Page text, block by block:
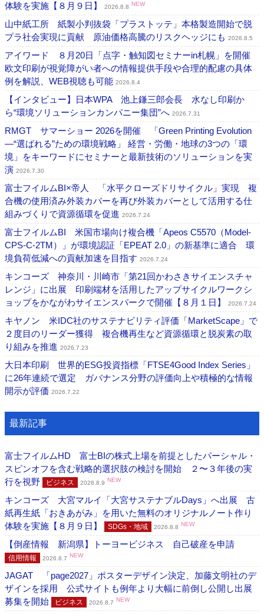
体験を実施【８月９日】
2026.8.8 NEW
山中紙工所 紙製小判抜袋「プラストッテ」本格製造開始で脱
プラ社会実現に貢献 原油価格高騰のリスクヘッジにも 2026.8.5
アイワード ８月20日「点字・触知図セミナーin札幌」を開催
欧文印刷が視覚障がい者への情報提供手段や合理的配慮の具体
例を解説、WEB視聴も可能 2026.8.4
【インタビュー】日本WPA 池上鎌三郎会長 水なし印刷か
ら“環境ソリューションカンパニー集団”へ 2026.7.31
RMGT サマーショー 2026を開催 「Green Printing Evolution
―“選ばれる”ための環境戦略」 経営・労働・地球の3つの「環
境」をキーワードにセミナーと最新技術のソリューションを実
演 2026.7.30
富士フイルムBI×帝人 「水平クローズドリサイクル」実現 複
合機の使用済み外装カバーを再び外装カバーとして活用する仕
組みづくりで資源循環を促進 2026.7.24
富士フイルムBI 米国市場向け複合機「Apeos C5570（Model-
CPS-C-2TM）」が環境認証「EPEAT 2.0」の新基準に適合 環
境負荷低減への貢献加速を目指す 2026.7.24
キンコーズ 神奈川・川崎市「第21回かわさきサイエンスチャ
レンジ」に出展 印刷端材を活用したアップサイクルワークシ
ョップをかながわサイエンスパークで開催【８月１日】
2026.7.24
キヤノン 米IDC社のサステナビリティ評価「MarketScape」で
２度目のリーダー獲得 複合機再生など資源循環と脱炭素の取
り組みを推進 2026.7.23
大日本印刷 世界的ESG投資指標「FTSE4Good Index Series」
に26年連続で選定 ガバナンス分野の評価向上や積極的な情報
開示が評価 2026.7.22
最新記事
富士フイルムHD 富士BIの株式上場を前提としたパーシャル・
スピンオフを含む戦略的選択肢の検討を開始 ２〜３年後の実
行を視野
ビジネス 2026.8.9 NEW
キンコーズ 大宮マルイ「大宮サステナブルDays」へ出展 古
紙再生紙「おきあがみ」を用いた無料のオリジナルノート作り
体験を実施【８月９日】
SDGs・地域 2026.8.8 NEW
【倒産情報 新潟県】トーヨービジネス 自己破産を申請
信用情報 2026.8.7 NEW
JAGAT 「page2027」ポスターデザイン決定、加藤文明社のデ
ザインを採用 公式サイトも例年より大幅に前倒し公開し出展
募集を開始
ビジネス 2026.8.7 NEW